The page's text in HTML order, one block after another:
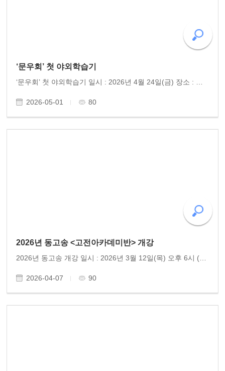
‘문우회’ 첫 야외학습기
2026-05-01 80
2026년 동고송 <고전아카데미반> 개강
2026-04-07 90